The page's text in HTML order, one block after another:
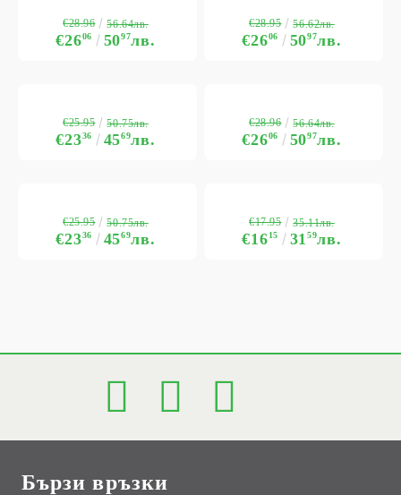
€2606 5097лв.
€28.96 56.64лв.
€2606 5097лв.
€28.95 56.62лв.
€2336 4569лв.
€25.95 50.75лв.
€2606 5097лв.
€28.96 56.64лв.
€2336 4569лв.
€25.95 50.75лв.
€1615 3159лв.
€17.95 35.11лв.
Бързи връзки